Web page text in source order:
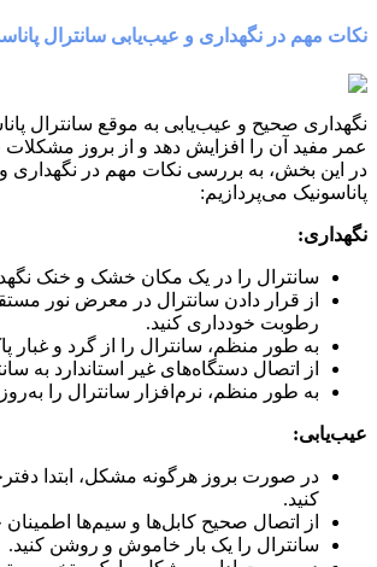
نکات مهم در نگهداری و عیب‌یابی سانترال
نگهداری صحیح و عیب‌یابی به موقع سانترال
عمر مفید آن را افزایش دهد و از بروز
در این بخش، به بررسی نکات مهم در نگهداری
پاناسونیک می‌پردازیم:
نگهداری:
سانترال را در یک مکان خشک و خنک
از قرار دادن سانترال در معرض نور
رطوبت خودداری کنید.
به طور منظم، سانترال را از گرد و غبار
از اتصال دستگاه‌های غیر استاندارد به
به طور منظم، نرم‌افزار سانترال را
عیب‌یابی:
در صورت بروز هرگونه مشکل، ابتدا
کنید.
از اتصال صحیح کابل‌ها و سیم‌ها
سانترال را یک بار خاموش و روشن کنید.